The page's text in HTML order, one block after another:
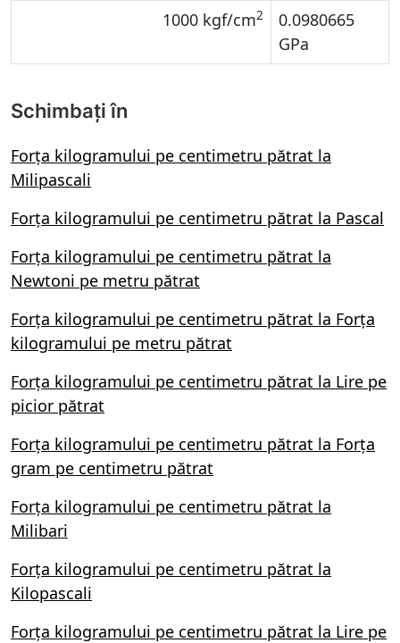
1000 kgf/cm2
0.0980665
GPa
Schimbați în
Forța kilogramului pe centimetru pătrat la
Milipascali
Forța kilogramului pe centimetru pătrat la Pascal
Forța kilogramului pe centimetru pătrat la
Newtoni pe metru pătrat
Forța kilogramului pe centimetru pătrat la Forța
kilogramului pe metru pătrat
Forța kilogramului pe centimetru pătrat la Lire pe
picior pătrat
Forța kilogramului pe centimetru pătrat la Forța
gram pe centimetru pătrat
Forța kilogramului pe centimetru pătrat la
Milibari
Forța kilogramului pe centimetru pătrat la
Kilopascali
Forța kilogramului pe centimetru pătrat la Lire pe